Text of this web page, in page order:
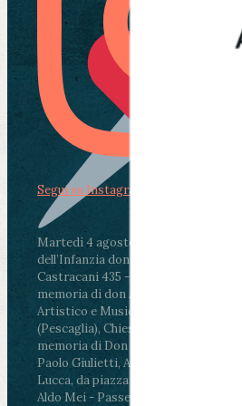
Martedì 4 agosto2026
ore 11:30 -
dell’Infanzia don Aldo Mei - Viale
Castracani 435 - Inaugurazione
memoria di don Aldo Mei curato dal
Artistico e Musicale “Passaglia”
(Pescaglia), Chiesa parrocchiale -
memoria di Don Aldo Mei celebrata
Paolo Giulietti, Arcivescovo di Lucca
Lucca, da piazza San Michele al
Aldo Mei - Passeggiata della
Segui su Instagram